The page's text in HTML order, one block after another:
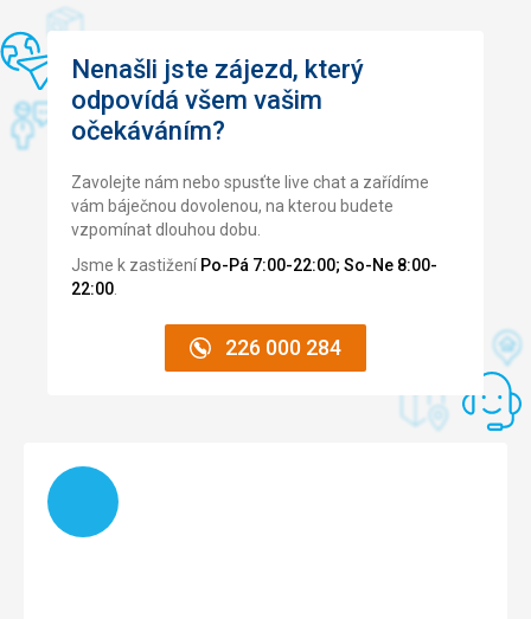
Ubytování
Ubytování bylo dobré. Jen k zastávce skibusu to bylo dál,
cca 300 m.
Sport
Oba areály výborné, každý si vybral.
Nenašli jste zájezd, který
odpovídá všem vašim
očekáváním?
Zavolejte nám nebo spusťte live chat a zařídíme
vám báječnou dovolenou, na kterou budete
vzpomínat dlouhou dobu.
Jsme k zastižení Po-Pá 7:00-22:00; So-Ne 8:00-
22:00
226 000 284
Načítám